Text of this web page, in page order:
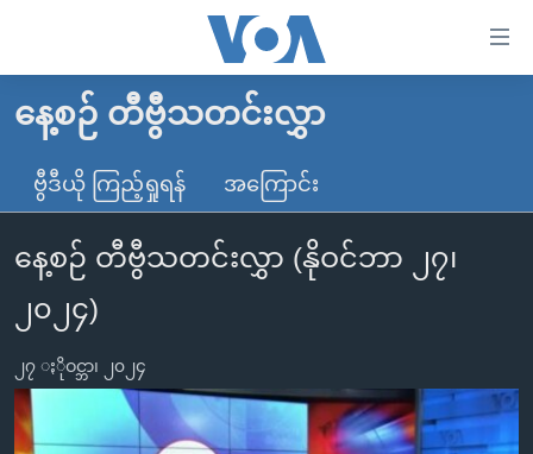
လွယ်ကူ
သည့်
များ
ပင်မ
သို့
ကျော်
ကြည့်
မူလစာမျက်နှာ
မြန်မာ
ကမ္ဘာ့သတင်းများ
နိုင်ငံတကာ
အမေရိကန်
အစ္စရေး-ပါလက်စတိုင်း
ဗွီဒီယို
သတင်းလွတ်လပ်ခွင့်
ရပ်ဝန်းတခု လမ်းတခု အလွန်
အင်္ဂလိပ်စာလေ့လာမယ်
အမေရိကန်သုံးအီဒီယံ
အပတ်စဉ်ကဏ္ဍများ
နေ့စဉ် တီဗွီသတင်းလွှာ
ဗွီဒီယို ကြည့်ရှုရန် အကြောင်း
နေ့စဉ် တီဗွီသတင်းလွှာ (နိုဝင်ဘာ ၂၇၊
၂၀၂၄)
၂၇ ႏိုဝင္ဘာ၊ ၂၀၂၄